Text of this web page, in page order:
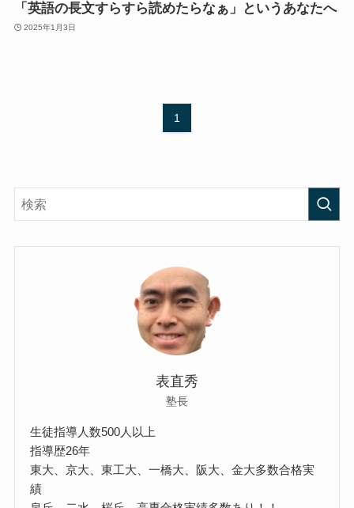
「英語の長文すらすら読めたらなぁ」というあなたへ
2025年1月3日
1
表直秀
塾長
生徒指導人数500人以上
指導歴26年
東大、京大、東工大、一橋大、阪大、金大多数合格実
績